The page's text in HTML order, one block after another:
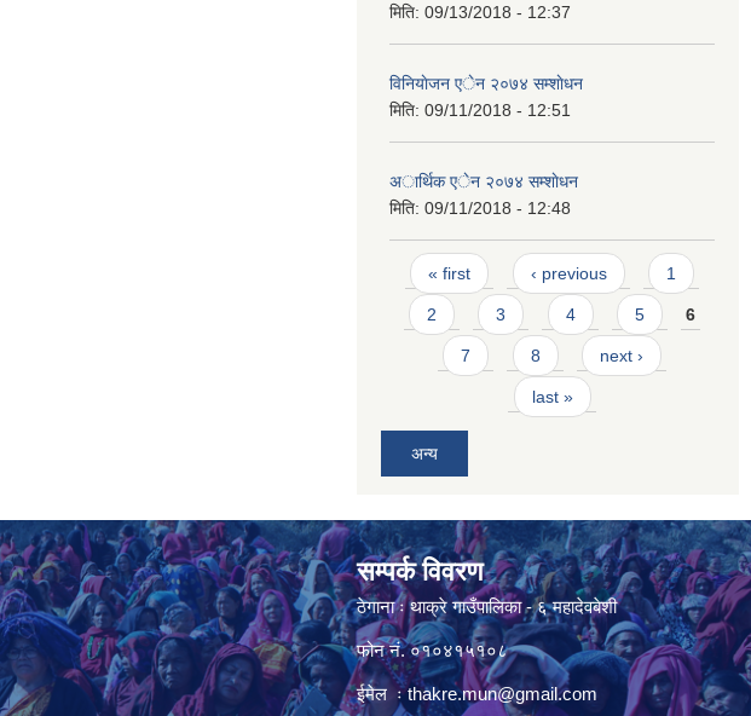
मिति: 09/13/2018 - 12:37
विनियाेजन एेन २०७४ सम्शाेधन
मिति: 09/11/2018 - 12:51
अार्थिक एेन २०७४ सम्शाेधन
मिति: 09/11/2018 - 12:48
Pages
« first ‹ previous 1
2 3 4 5 6
7 8 next ›
last »
अन्य
सम्पर्क विवरण
ठेगाना ः थाक्रे गाउँपालिका - ६ महादेवबेशी
फोन नं. ०१०४१५१०८
ईमेल ःthakre.mun@gmail.com